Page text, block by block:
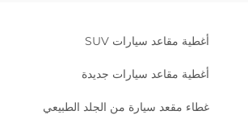
أغطية مقاعد سيارات SUV
أغطية مقاعد سيارات جديدة
غطاء مقعد سيارة من الجلد الطبيعي